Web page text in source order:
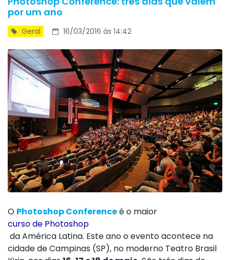
por um ano
Geral 16/03/2016 às 14:42
O Photoshop Conferenceé o maior
curso de Photoshop
da América Latina. Este ano o evento acontece na
cidade de Campinas (SP), no moderno Teatro Brasil